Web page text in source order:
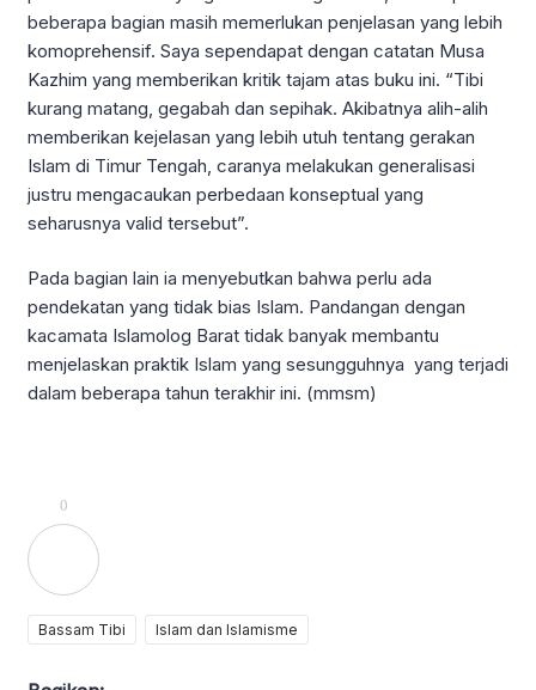
beberapa bagian masih memerlukan penjelasan yang lebih
komoprehensif. Saya sependapat dengan catatan Musa
Kazhim yang memberikan kritik tajam atas buku ini. “Tibi
kurang matang, gegabah dan sepihak. Akibatnya alih-alih
memberikan kejelasan yang lebih utuh tentang gerakan
Islam di Timur Tengah, caranya melakukan generalisasi
justru mengacaukan perbedaan konseptual yang
seharusnya valid tersebut”.
Pada bagian lain ia menyebutkan bahwa perlu ada
pendekatan yang tidak bias Islam. Pandangan dengan
kacamata Islamolog Barat tidak banyak membantu
menjelaskan praktik Islam yang sesungguhnya yang terjadi
dalam beberapa tahun terakhir ini. (mmsm)
0
Bassam Tibi Islam dan Islamisme